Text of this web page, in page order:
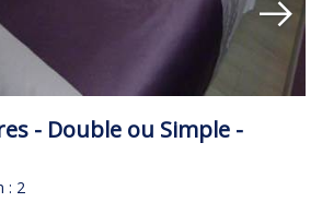
- Double ou Simple -
: 2